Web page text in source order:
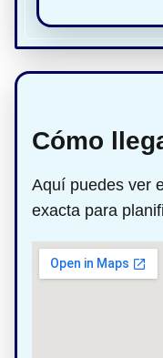
Cómo
Aquí puedes ver
exacta para